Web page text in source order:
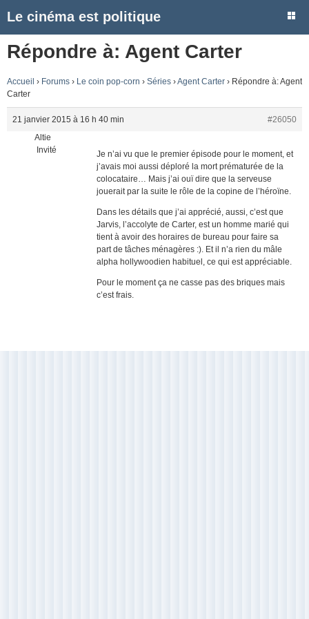
Le cinéma est politique
Répondre à: Agent Carter
Accueil › Forums › Le coin pop-corn › Séries ›Agent Carter › Répondre à: Agent
Carter
21 janvier 2015 à 16 h 40 min
#26050
Altie
Invité
Je n’ai vu que le premier épisode pour le moment, et
j’avais moi aussi déploré la mort prématurée de la
colocataire… Mais j’ai ouï dire que la serveuse
jouerait par la suite le rôle de la copine de l’héroïne.
Dans les détails que j’ai apprécié, aussi, c’est que
Jarvis, l’accolyte de Carter, est un homme marié qui
tient à avoir des horaires de bureau pour faire sa
part de tâches ménagères :). Et il n’a rien du mâle
alpha hollywoodien habituel, ce qui est appréciable.
Pour le moment ça ne casse pas des briques mais
c’est frais.